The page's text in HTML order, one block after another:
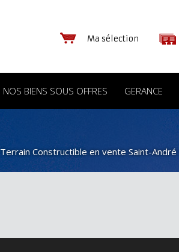
Ma sélection
NOS BIENS SOUS OFFRES GERANCE
Terrain Constructible en vente Saint-André